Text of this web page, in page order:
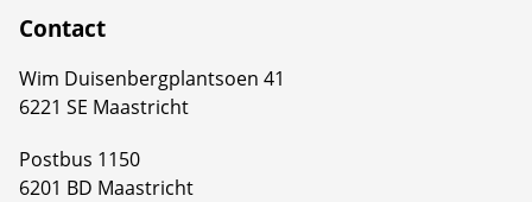
Contact
Wim Duisenbergplantsoen 41
6221 SE Maastricht
Postbus 1150
6201 BD Maastricht